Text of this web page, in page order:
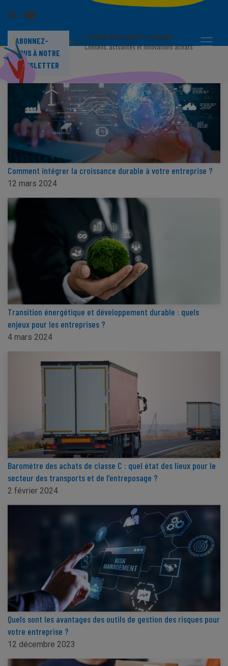
ABONNEZ-
VOUS À NOTRE
NEWSLETTER
Le Blog des experts achats
Conseils, actualités et innovations achats
Comment intégrer la croissance durable à votre entreprise ?
12 mars 2024
Transition énergétique et développement durable : quels
enjeux pour les entreprises ?
4 mars 2024
Baromètre des achats de classe C : quel état des lieux pour le
secteur des transports et de l’entreposage ?
2 février 2024
Quels sont les avantages des outils de gestion des risques pour
votre entreprise ?
12 décembre 2023